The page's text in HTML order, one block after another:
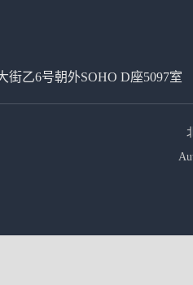
街乙6号朝外SOHO D座5097室